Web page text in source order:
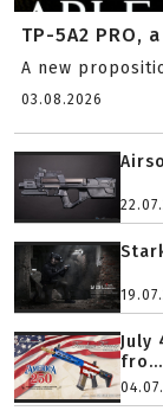
TP-5A2 PRO,
A new
03.08.2026
July
fro...